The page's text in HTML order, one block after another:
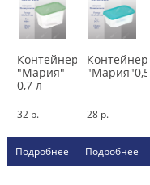
Контейнер
"Мария"
0,7 л
32 р.
Подробнее
Контейнер
"Мария"0,5л
28 р.
Подробнее